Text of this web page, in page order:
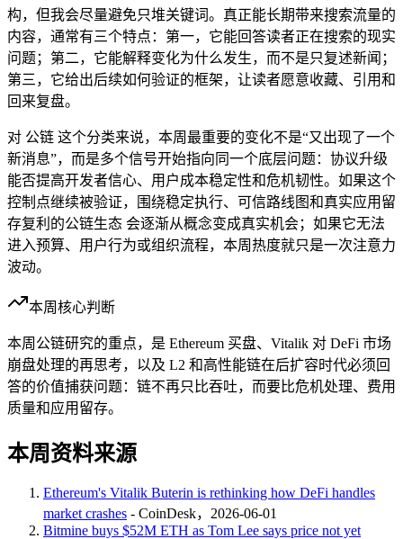
构，但我会尽量避免只堆关键词。真正能长期带来搜索流量的
内容，通常有三个特点：第一，它能回答读者正在搜索的现实
问题；第二，它能解释变化为什么发生，而不是只复述新闻；
第三，它给出后续如何验证的框架，让读者愿意收藏、引用和
回来复盘。
对 公链 这个分类来说，本周最重要的变化不是“又出现了一个
新消息”，而是多个信号开始指向同一个底层问题：协议升级
能否提高开发者信心、用户成本稳定性和危机韧性。如果这个
控制点继续被验证，围绕稳定执行、可信路线图和真实应用留
存复利的公链生态 会逐渐从概念变成真实机会；如果它无法
进入预算、用户行为或组织流程，本周热度就只是一次注意力
波动。
本周核心判断
本周公链研究的重点，是 Ethereum 买盘、Vitalik 对 DeFi 市场
崩盘处理的再思考，以及 L2 和高性能链在后扩容时代必须回
答的价值捕获问题：链不再只比吞吐，而要比危机处理、费用
质量和应用留存。
本周资料来源
Ethereum's Vitalik Buterin is rethinking how DeFi handles
market crashes - CoinDesk，2026-06-01
Bitmine buys $52M ETH as Tom Lee says price not yet